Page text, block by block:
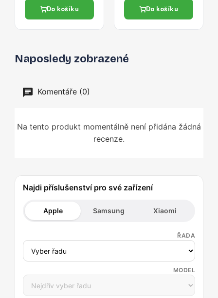
Do košíku Do košíku
Naposledy zobrazené
Komentáře (0)
Na tento produkt momentálně není přidána žádná
recenze.
Najdi příslušenství pro své zařízení
Apple Samsung Xiaomi
ŘADA
MODEL